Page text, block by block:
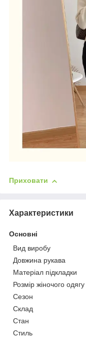
Приховати
Характеристики
Основні
Вид виробу
Довжина рукава
Матеріал підкладки
Розмір жіночого
Сезон
Склад
Стан
Стиль